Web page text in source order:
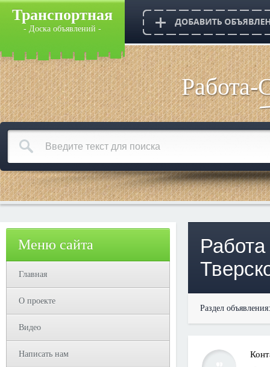
Транспортная
- Доска объявлений -
Меню сайта
Главная
О проекте
Видео
Написать нам
Раздел